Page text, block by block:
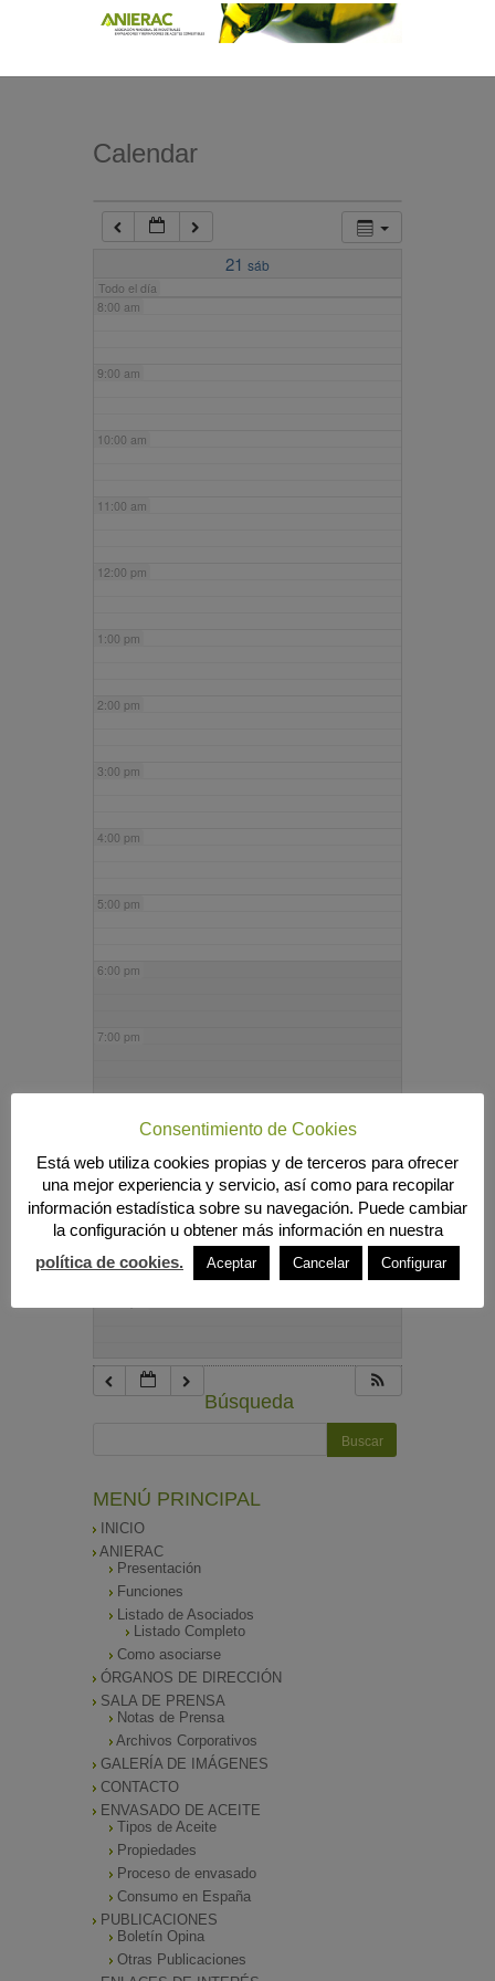
Calendar
21 sáb
Todo el día
7:00 am
8:00 am
9:00 am
10:00 am
11:00 am
12:00 pm
1:00 pm
2:00 pm
3:00 pm
4:00 pm
5:00 pm
6:00 pm
7:00 pm
9:00 pm
10:00 pm
Búsqueda
MENÚ PRINCIPAL
INICIO
ANIERAC
Presentación
Funciones
Listado de Asociados
Listado Completo
Como asociarse
ÓRGANOS DE DIRECCIÓN
SALA DE PRENSA
Notas de Prensa
Archivos Corporativos
GALERÍA DE IMÁGENES
CONTACTO
ENVASADO DE ACEITE
Tipos de Aceite
Propiedades
Proceso de envasado
Consumo en España
PUBLICACIONES
Boletín Opina
Otras Publicaciones
Consentimiento de Cookies
Está web utiliza cookies propias y de terceros para ofrecer
una mejor experiencia y servicio, así como para recopilar
información estadística sobre su navegación. Puede cambiar
la configuración u obtener más información en nuestra
política de cookies.
Aceptar Cancelar Configurar